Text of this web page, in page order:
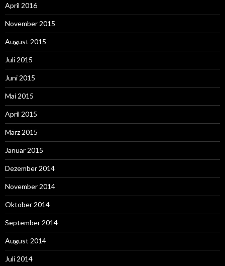
April 2016
November 2015
August 2015
Juli 2015
Juni 2015
Mai 2015
April 2015
März 2015
Januar 2015
Dezember 2014
November 2014
Oktober 2014
September 2014
August 2014
Juli 2014